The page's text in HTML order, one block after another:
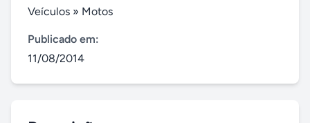
Veículos » Motos
Publicado em:
11/08/2014